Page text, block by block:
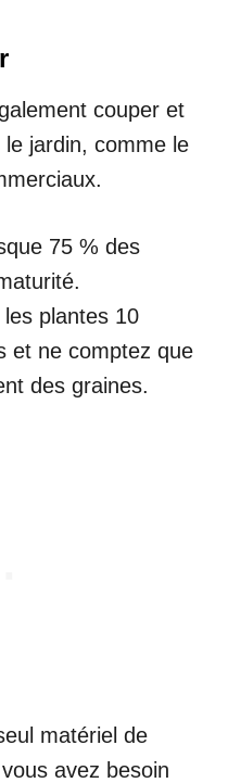
couper et
jardin, comme le
75 % des
plantes 10
et ne comptez que
des graines.
matériel de
avez besoin